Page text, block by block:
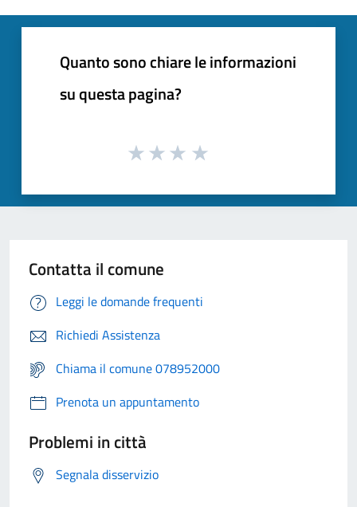
Quanto sono chiare le informazioni
su questa pagina?
Contatta il comune
Leggi le domande frequenti
Richiedi Assistenza
Chiama il comune 078952000
Prenota un appuntamento
Problemi in città
Segnala disservizio